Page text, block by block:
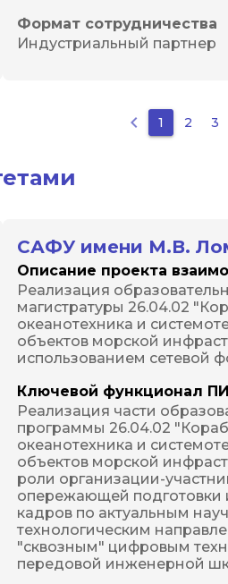
Формат сотрудничества
Индустриальный партнер
keyboard_arrow_left 1 2 3
САФУ имени М.В.
Описание проекта
Реализация
магистратуры 26.04.02
океанотехника и
объектов морской
использованием сетевой
Ключевой функционал
Реализация части
программы 26.04.02
океанотехника и
объектов морской
роли организации-
опережающей
кадров по актуальным
технологическим
"сквозным" цифровым
передовой инженерной